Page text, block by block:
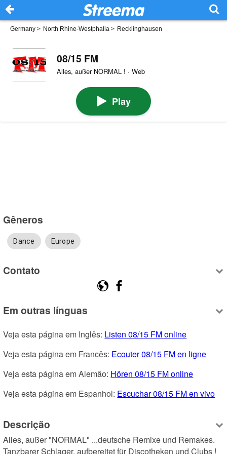
Germany > North Rhine-Westphalia > Recklinghausen
08/15 FM
Alles, außer NORMAL ! · Web
Play
Gêneros
Dance Europe
Contato
Em outras línguas
Veja esta página em Inglês: Listen 08/15 FM online
Veja esta página em Francês: Ecouter 08/15 FM en ligne
Veja esta página em Alemão: Hören 08/15 FM online
Veja esta página em Espanhol: Escuchar 08/15 FM en vivo
Descrição
Alles, außer "NORMAL" ...deutsche Remixe und Remakes.
Tanzbarer Schlager, aufbereitet für Discotheken und Clubs !